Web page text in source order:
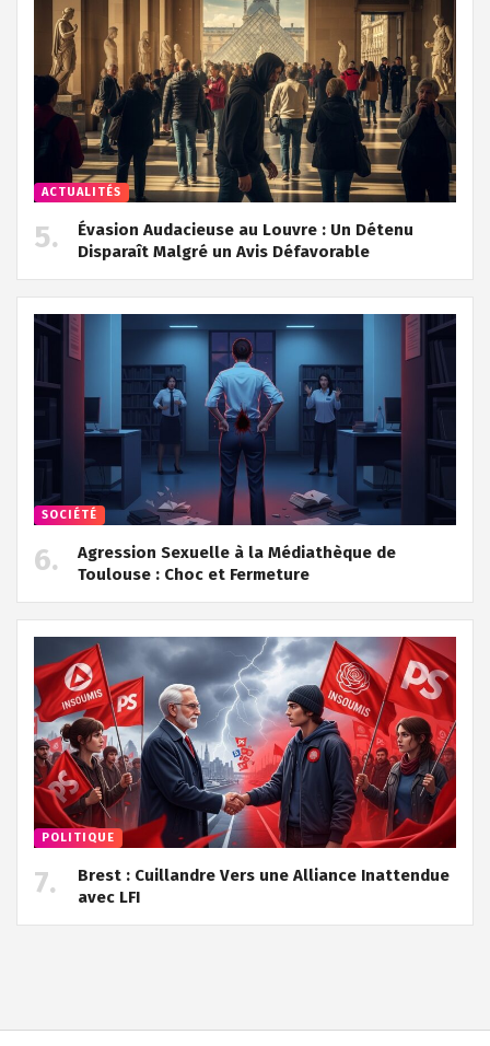
ACTUALITÉS
Évasion Audacieuse au Louvre : Un Détenu
Disparaît Malgré un Avis Défavorable
SOCIÉTÉ
Agression Sexuelle à la Médiathèque de
Toulouse : Choc et Fermeture
POLITIQUE
Brest : Cuillandre Vers une Alliance Inattendue
avec LFI